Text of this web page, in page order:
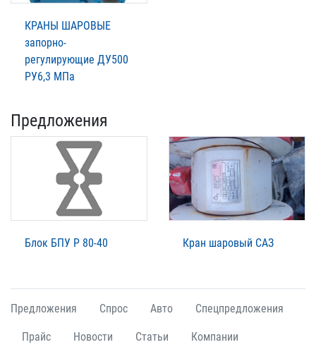
КРАНЫ ШАРОВЫЕ
запорно-
регулирующие ДУ500
РУ6,3 МПа
Предложения
Блок БПУ Р 80-40 Кран шаровый САЗ
Предложения Спрос Авто Спецпредложения
Прайс Новости Статьи Компании